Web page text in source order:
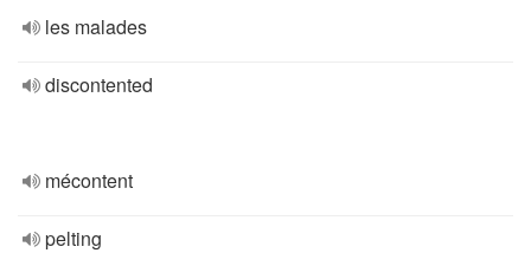
les malades
discontented
mécontent
pelting